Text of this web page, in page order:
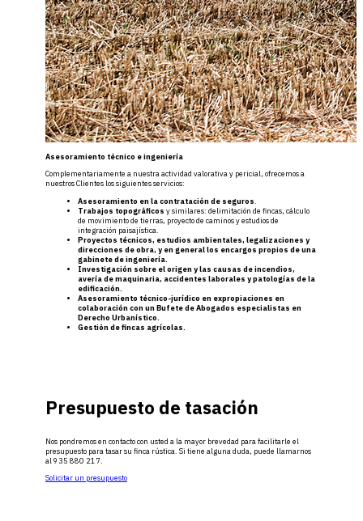
Asesoramiento técnico e ingeniería
Complementariamente a nuestra actividad valorativa y pericial, ofrecemos a
nuestros Clientes los siguientes servicios:
Asesoramiento en la contratación de seguros.
Trabajos topográficos y similares: delimitación de fincas, cálculo
de movimiento de tierras, proyecto de caminos y estudios de
integración paisajística.
Proyectos técnicos, estudios ambientales, legalizaciones y
direcciones de obra, y en general los encargos propios de una
gabinete de ingeniería.
Investigación sobre el origen y las causas de incendios,
avería de maquinaria, accidentes laborales y patologías de la
edificación.
Asesoramiento técnico-jurídico en expropiaciones en
colaboración con un Bufete de Abogados especialistas en
Derecho Urbanístico.
Gestión de fincas agrícolas.
Presupuesto de tasación
Nos pondremos en contacto con usted a la mayor brevedad para facilitarle el
presupuesto para tasar su finca rústica. Si tiene alguna duda, puede llamarnos
al 935 880 217.
Solicitar un presupuesto